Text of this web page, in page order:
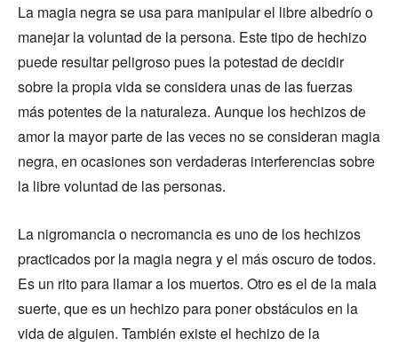
La magia negra se usa para manipular el libre albedrío o
manejar la voluntad de la persona. Este tipo de hechizo
puede resultar peligroso pues la potestad de decidir
sobre la propia vida se considera unas de las fuerzas
más potentes de la naturaleza. Aunque los hechizos de
amor la mayor parte de las veces no se consideran magia
negra, en ocasiones son verdaderas interferencias sobre
la libre voluntad de las personas.
La nigromancia o necromancia es uno de los hechizos
practicados por la magia negra y el más oscuro de todos.
Es un rito para llamar a los muertos. Otro es el de la mala
suerte, que es un hechizo para poner obstáculos en la
vida de alguien. También existe el hechizo de la